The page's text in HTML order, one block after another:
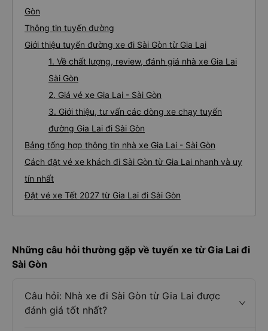
Gòn
Thông tin tuyến đường
Giới thiệu tuyến đường xe đi Sài Gòn từ Gia Lai
1. Về chất lượng, review, đánh giá nhà xe Gia Lai
Sài Gòn
2. Giá vé xe Gia Lai - Sài Gòn
3. Giới thiệu, tư vấn các dòng xe chạy tuyến
đường Gia Lai đi Sài Gòn
Bảng tổng hợp thông tin nhà xe Gia Lai - Sài Gòn
Cách đặt vé xe khách đi Sài Gòn từ Gia Lai nhanh và uy
tín nhất
Đặt vé xe Tết 2027 từ Gia Lai đi Sài Gòn
Những câu hỏi thường gặp về tuyến xe từ Gia Lai đi
Sài Gòn
Câu hỏi: Nhà xe đi Sài Gòn từ Gia Lai được
đánh giá tốt nhất?